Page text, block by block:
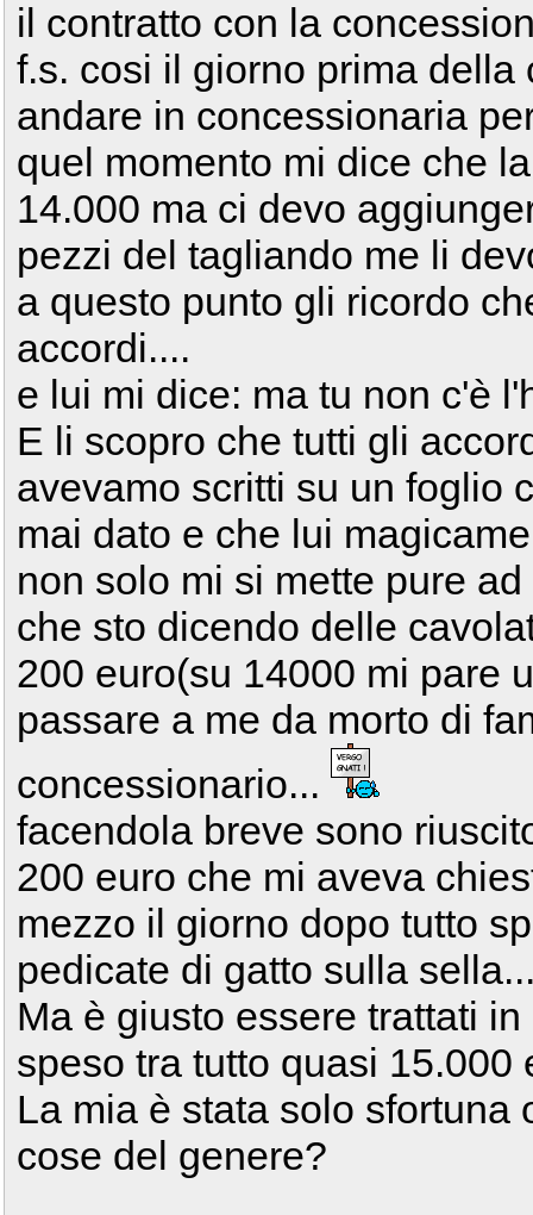
il contratto con la
f.s. cosi il giorno prima
andare in concessionaria
quel momento mi dice che
14.000 ma ci devo
pezzi del tagliando me li
a questo punto gli ricordo
accordi....
e lui mi dice: ma tu non c'è
E li scopro che tutti gli
avevamo scritti su un foglio
mai dato e che lui
non solo mi si mette pure
che sto dicendo delle
200 euro(su 14000 mi pare
passare a me da morto di
concessionario...
facendola breve sono
200 euro che mi aveva
mezzo il giorno dopo tutto
pedicate di gatto sulla
Ma è giusto essere trattati
speso tra tutto quasi 15.000
La mia è stata solo sfortuna
cose del genere?